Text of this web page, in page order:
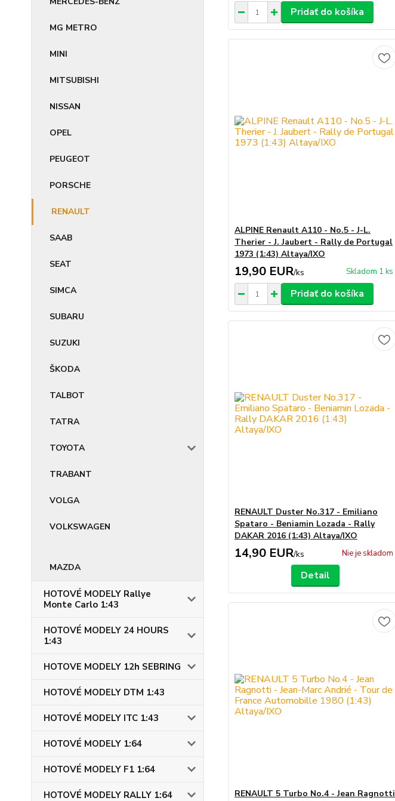
MG METRO
MINI
MITSUBISHI
NISSAN
OPEL
PEUGEOT
PORSCHE
RENAULT
SAAB
SEAT
SIMCA
SUBARU
SUZUKI
ŠKODA
TALBOT
TATRA
TOYOTA
TRABANT
VOLGA
VOLKSWAGEN
MAZDA
HOTOVÉ MODELY Rallye
Monte Carlo 1:43
HOTOVÉ MODELY 24 HOURS
1:43
HOTOVE MODELY 12h SEBRING
HOTOVÉ MODELY DTM 1:43
HOTOVÉ MODELY ITC 1:43
HOTOVÉ MODELY 1:64
HOTOVÉ MODELY F1 1:64
HOTOVÉ MODELY RALLY 1:64
Pridať do košíka
ALPINE Renault A110 - No.5 - J-L.
Therier - J. Jaubert - Rally de Portugal
1973 (1:43) Altaya/IXO
19,90 EUR/ks Skladom 1 ks
Pridať do košíka
RENAULT Duster No.317 - Emiliano
Spataro - Beniamin Lozada - Rally
DAKAR 2016 (1:43) Altaya/IXO
14,90 EUR/ks Nie je skladom
Detail
RENAULT 5 Turbo No.4 - Jean Ragnotti